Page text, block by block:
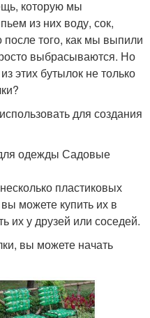
которую мы
из них воду, сок,
после того, как мы выпили
выбрасываются. Но
этих бутылок не только
для создания
одежды Садовые
пластиковых
можете купить их в
их у друзей или соседей.
вы можете начать